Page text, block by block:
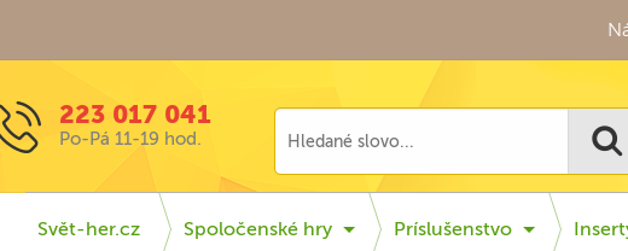
223 017 041
Po-Pá 11-19 hod.
Svět-her.cz Spoločenské hry Príslušenstvo